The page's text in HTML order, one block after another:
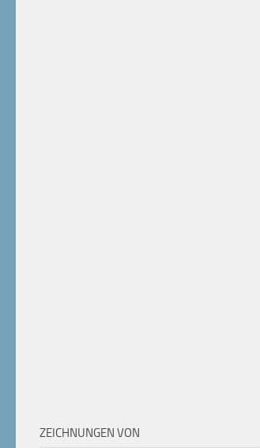
ZEICHNUNGEN VON